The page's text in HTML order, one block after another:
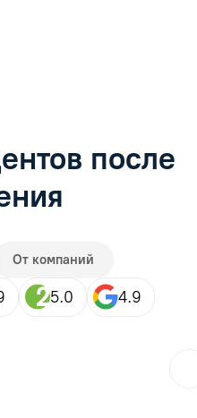
после
От компаний
5.0 4.9